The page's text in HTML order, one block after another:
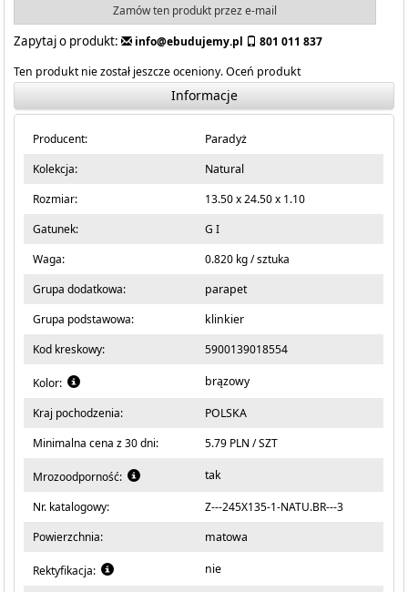
Zamów ten produkt przez e-mail
Zapytaj o produkt: info@ebudujemy.pl
801 011 837
Ten produkt nie został jeszcze oceniony.Oceń produkt
Informacje
Producent:
Paradyż
Kolekcja:
Natural
Rozmiar:
13.50 x 24.50 x 1.10
Gatunek:
G I
Waga:
0.820 kg / sztuka
Grupa dodatkowa:
parapet
Grupa podstawowa:
klinkier
Kod kreskowy:
5900139018554
Kolor: brązowy
Kraj pochodzenia:
POLSKA
Minimalna cena z 30 dni:
5.79 PLN / SZT
Mrozoodporność: tak
Nr. katalogowy:
Z---245X135-1-NATU.BR---3
Powierzchnia:
matowa
Rektyfikacja: nie